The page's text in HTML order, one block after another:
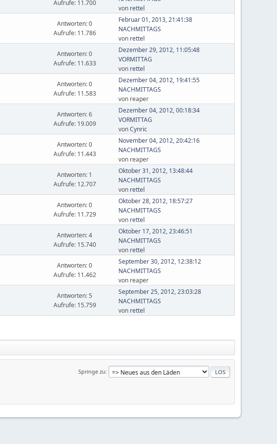
Aufrufe: 11.700
von rettel
Antworten: 0
Aufrufe: 11.786
Februar 01, 2013, 21:41:38
NACHMITTAGS
von rettel
Antworten: 0
Aufrufe: 11.633
Dezember 29, 2012, 11:05:48
VORMITTAG
von rettel
Antworten: 0
Aufrufe: 11.583
Dezember 04, 2012, 19:41:55
NACHMITTAGS
von reaper
Antworten: 6
Aufrufe: 19.009
Dezember 04, 2012, 00:18:34
VORMITTAG
vonCynric
Antworten: 0
Aufrufe: 11.443
November 04, 2012, 20:42:16
NACHMITTAGS
von reaper
Antworten: 1
Aufrufe: 12.707
Oktober 31, 2012, 13:48:44
NACHMITTAGS
von rettel
Antworten: 0
Aufrufe: 11.729
Oktober 28, 2012, 18:57:27
NACHMITTAGS
von rettel
Antworten: 4
Aufrufe: 15.740
Oktober 17, 2012, 23:46:51
NACHMITTAGS
von rettel
Antworten: 0
Aufrufe: 11.462
September 30, 2012, 12:38:12
NACHMITTAGS
von reaper
Antworten: 5
Aufrufe: 15.759
September 25, 2012, 23:03:28
NACHMITTAGS
von rettel
Springe zu